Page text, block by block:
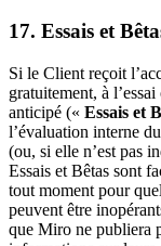
17. Essais et
Si le Client reçoit
gratuitement, à
anticipé (« Essais et
l’évaluation interne
(ou, si elle n’est pas
Essais et Bêtas sont
tout moment pour
peuvent être
que Miro ne publiera